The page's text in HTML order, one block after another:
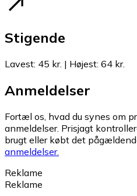
Stigende
Lavest: 45 kr. | Højest: 64 kr.
Anmeldelser
Fortæl os, hvad du synes om
anmeldelser. Prisjagt
brugt eller købt det
anmeldelser.
Reklame
Reklame